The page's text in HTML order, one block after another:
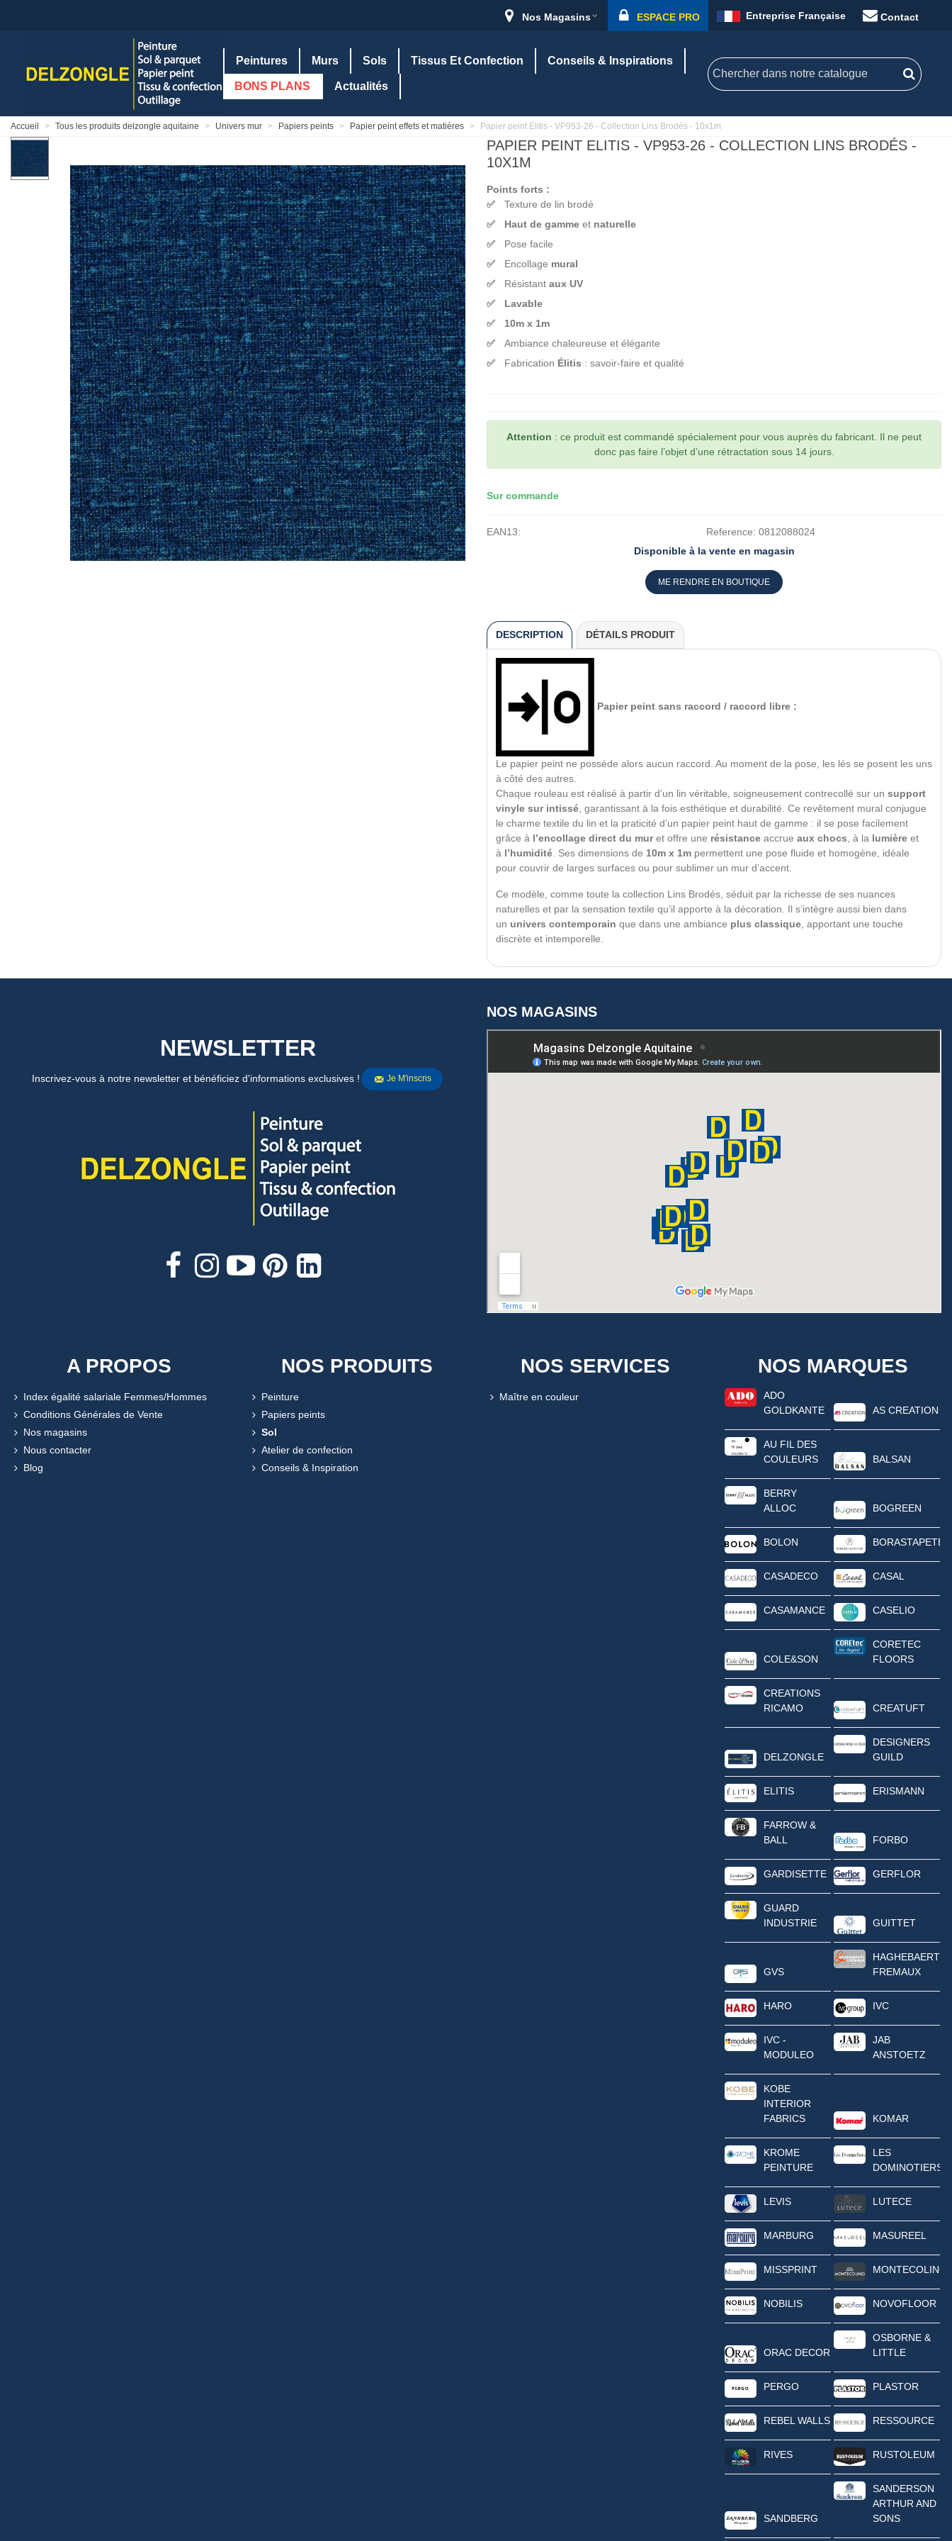
Nos Magasins ESPACE PRO Entreprise Française Contact
Peintures Murs Sols Tissus Et Confection Conseils & Inspirations
BONS PLANS Actualités
Accueil > Tous les produits delzongle aquitaine > Univers mur > Papiers peints > Papier peint effets et matières > Papier peint Elitis - VP953-26 - Collection Lins Brodés - 10x1m
PAPIER PEINT ELITIS - VP953-26 - COLLECTION LINS BRODÉS -
10X1M
Points forts :
Texture de lin brodé
Haut de gamme et naturelle
Pose facile
Encollage mural
Résistant aux UV
Lavable
10m x 1m
Ambiance chaleureuse et élégante
Fabrication Élitis : savoir-faire et qualité
Attention : ce produit est commandé spécialement pour vous auprès du fabricant. Il ne peut
donc pas faire l’objet d’une rétractation sous 14 jours.
Sur commande
EAN13: Reference: 0812088024
Disponible à la vente en magasin
ME RENDRE EN BOUTIQUE
DESCRIPTION DÉTAILS PRODUIT
Papier peint sans raccord / raccord libre :
Le papier peint ne possède alors aucun raccord. Au moment de la pose, les lés se posent les uns
à côté des autres.
Chaque rouleau est réalisé à partir d’un lin véritable, soigneusement contrecollé sur un support
vinyle sur intissé , garantissant à la fois esthétique et durabilité. Ce revêtement mural conjugue
le charme textile du lin et la praticité d’un papier peint haut de gamme : il se pose facilement
grâce à l’encollage direct du muret offre une résistance accrue aux chocs , à la lumière et
à l’humidité . Ses dimensions de 10m x 1m permettent une pose fluide et homogène, idéale
pour couvrir de larges surfaces ou pour sublimer un mur d’accent.
Ce modèle, comme toute la collection Lins Brodés, séduit par la richesse de ses nuances
naturelles et par la sensation textile qu’il apporte à la décoration. Il s’intègre aussi bien dans
un univers contemporain que dans une ambiance plus classique , apportant une touche
discrète et intemporelle.
NEWSLETTER
Inscrivez-vous à notre newsletter et bénéficiez d'informations exclusives ! Je M'inscris
NOS MAGASINS
A PROPOS
Index égalité salariale Femmes/Hommes
Conditions Générales de Vente
Nos magasins
Nous contacter
Blog
NOS PRODUITS
Peinture
Papiers peints
Sol
Atelier de confection
Conseils & Inspiration
NOS SERVICES
Maître en couleur
NOS MARQUES
ADO
GOLDKANTE
AS CREATION
AU FIL DES
COULEURS
BALSAN
BERRY
ALLOC
BOGREEN
BOLON BORASTAPETER
CASADECO CASAL
CASAMANCE CASELIO
COLE&SON
CORETEC
FLOORS
CREATIONS
RICAMO
CREATUFT
DELZONGLE
DESIGNERS
GUILD
ELITIS ERISMANN
FARROW &
BALL
FORBO
GARDISETTE GERFLOR
GUARD
INDUSTRIE
GUITTET
GVS
HAGHEBAERT
FREMAUX
HARO IVC
IVC -
MODULEO
JAB
ANSTOETZ
KOBE
INTERIOR
FABRICS
KOMAR
KROME
PEINTURE
LES
DOMINOTIERS
LEVIS LUTECE
MARBURG MASUREEL
MISSPRINT MONTECOLINO
NOBILIS NOVOFLOOR
ORAC DECOR
OSBORNE &
LITTLE
PERGO PLASTOR
REBEL WALLS RESSOURCE
RIVES RUSTOLEUM
SANDBERG
SANDERSON
ARTHUR AND
SONS